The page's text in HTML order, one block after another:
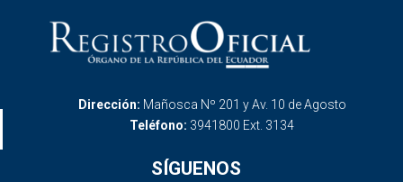
Dirección: Mañosca Nº 201 y Av. 10 de Agosto
Teléfono: 3941800 Ext. 3134
SÍGUENOS